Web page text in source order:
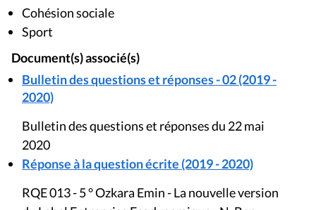
Cohésion sociale
Sport
Document(s) associé(s)
Bulletin des questions et réponses - 02 (2019 -
2020)
Bulletin des questions et réponses du 22 mai
2020
Réponse à la question écrite (2019 - 2020)
RQE 013 - 5 ° Ozkara Emin - La nouvelle version